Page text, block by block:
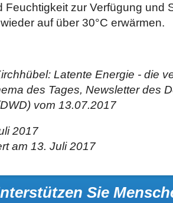
Feuchtigkeit zur Verfügung und
auf über 30°C erwärmen.
Latente Energie - die
des Tages, Newsletter des
vom 13.07.2017
2017
am 13. Juli 2017
Sie